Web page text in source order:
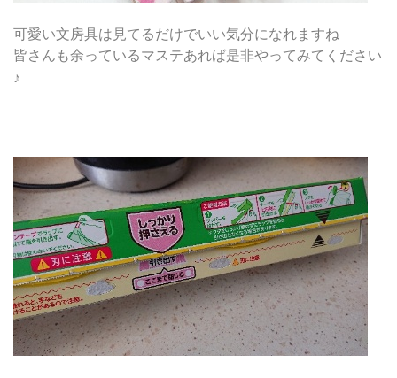
可愛い文房具は見てるだけでいい気分になれますね
皆さんも余っているマステあれば是非やってみてください
♪